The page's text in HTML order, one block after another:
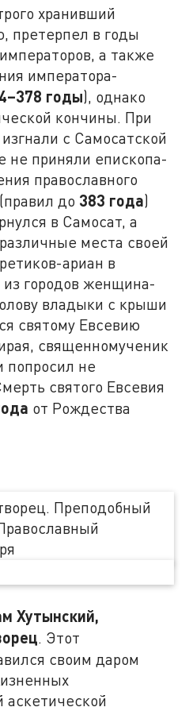
хранивший
претерпел в годы
а также
императора-
годы), однако
кончины. При
с Самосатской
приняли епископа-
православного
до 383 года)
в Самосат, а
места своей
ариан в
городов женщина-
владыки с крыши
святому Евсевию
священномученик
попросил не
святого Евсевия
от Рождества
Хутынский,
. Этот
своим даром
аскетической